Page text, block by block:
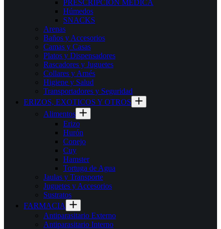
PRESCRIPCIÓN MÉDICA
Húmedos
SNACKS
Arenas
Baños y Accesorios
Camas y Casas
Platos y Dispensadores
Rascadores y Juguetes
Collares y Arnés
Higiene y Salud
Transportadores y Seguridad
ERIZOS, EXOTICOS Y OTROS
Alimentos
Erizo
Hurón
Conejo
Cuy
Hamster
Tortuga de Agua
Jaulas y Transporte
Juguetes y Accesorios
Sustratos
FARMACIA
Antiparasitario Externo
Antiparasitario Interno